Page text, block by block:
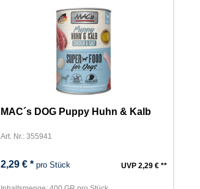
MAC´s DOG Puppy Huhn & Kalb
Art. Nr.: 355941
2,29 € *pro Stück UVP 2,29 € **